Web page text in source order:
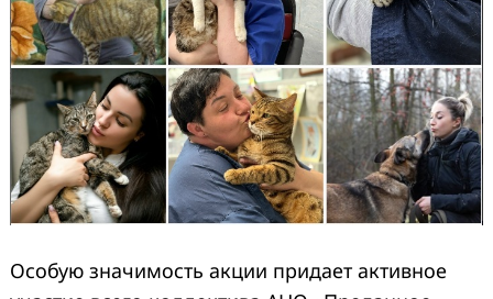
Особую значимость акции придает активное